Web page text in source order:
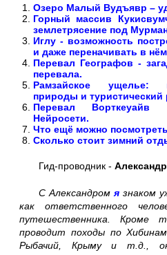
Озеро Малый Вудъявр –
Горный массив
землетрясение под
Иглу - возможность
и даже переначивать в
Перевал Географов -
перевала.
Рамзайское ущелье:
природы и туристический
Перевал
Нейросети.
Что ещё можно
Сколько стоит зимний
Гид-проводник -
С Александромя знаком
как ответственного
путешественника. Кроме
проводит походы по
Рыбачий, Крыму и т.д.,